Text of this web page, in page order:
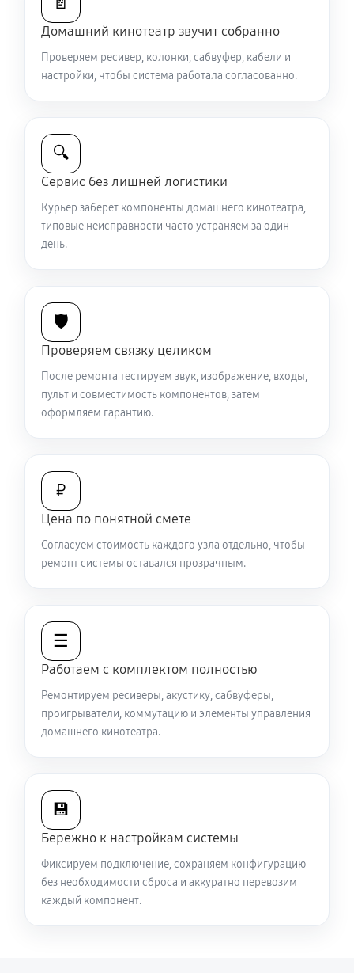
Домашний кинотеатр звучит собранно
Проверяем ресивер, колонки, сабвуфер, кабели и
настройки, чтобы система работала согласованно.
🔍
Сервис без лишней логистики
Курьер заберёт компоненты домашнего кинотеатра,
типовые неисправности часто устраняем за один
день.
🛡️
Проверяем связку целиком
После ремонта тестируем звук, изображение, входы,
пульт и совместимость компонентов, затем
оформляем гарантию.
₽
Цена по понятной смете
Согласуем стоимость каждого узла отдельно, чтобы
ремонт системы оставался прозрачным.
☰
Работаем с комплектом полностью
Ремонтируем ресиверы, акустику, сабвуферы,
проигрыватели, коммутацию и элементы управления
домашнего кинотеатра.
💾
Бережно к настройкам системы
Фиксируем подключение, сохраняем конфигурацию
без необходимости сброса и аккуратно перевозим
каждый компонент.